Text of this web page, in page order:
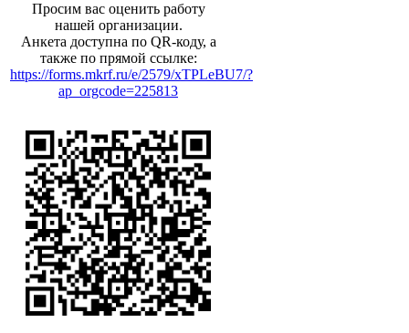
Просим вас оценить работу
нашей организации.
Анкета доступна по QR-коду, а
также по прямой ссылке:
https://forms.mkrf.ru/e/2579/xTPLeBU7/?
ap_orgcode=225813